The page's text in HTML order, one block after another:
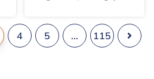
4 5 ... 115